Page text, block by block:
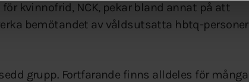
kvinnofrid, NCK, pekar bland annat på att
bemötandet av våldsutsatta hbtq-personer
grupp. Fortfarande finns alldeles för många